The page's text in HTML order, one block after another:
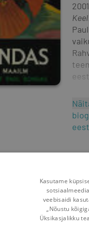
2001
Kasutame
veebisaidi
„Nõustu
Üksikasjalikku